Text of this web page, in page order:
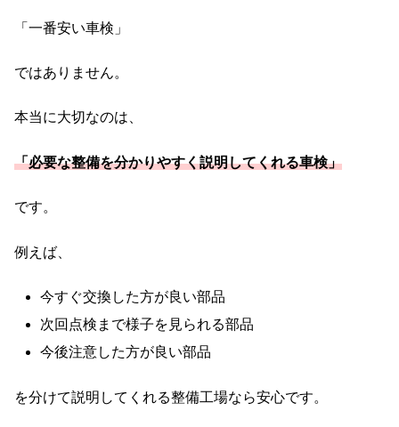
「一番安い車検」
ではありません。
本当に大切なのは、
「必要な整備を分かりやすく説明してくれる車検」
です。
例えば、
今すぐ交換した方が良い部品
次回点検まで様子を見られる部品
今後注意した方が良い部品
を分けて説明してくれる整備工場なら安心です。